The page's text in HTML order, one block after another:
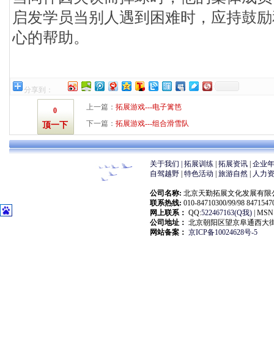
启发学员当别人遇到困难时，应持鼓
心的帮助。
分享到：
0
顶一下
上一篇： 拓展游戏---电子篱笆
下一篇： 拓展游戏---组合滑雪队
关于我们 | 拓展训练| 拓展资讯| 企业
自驾越野| 特色活动 旅游自然| 人力
公司名称: 北京天勤拓展文化发展有限
联系热线: 010-84710300/99/98
网上联系： QQ:522467163(Q我)|
公司地址： 北京朝阳区望京阜通西大
网站备案： 京ICP备10024628号-5